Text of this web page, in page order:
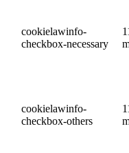
cookielawinfo-
checkbox-necessary
cookielawinfo-
checkbox-others